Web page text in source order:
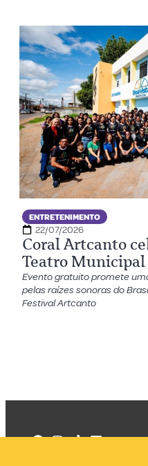
ENTRETENIMENTO
22/07/2026
Coral Artcanto
Teatro Municipal
Evento gratuito promete
pelas raízes sonoras do
Festival Artcanto